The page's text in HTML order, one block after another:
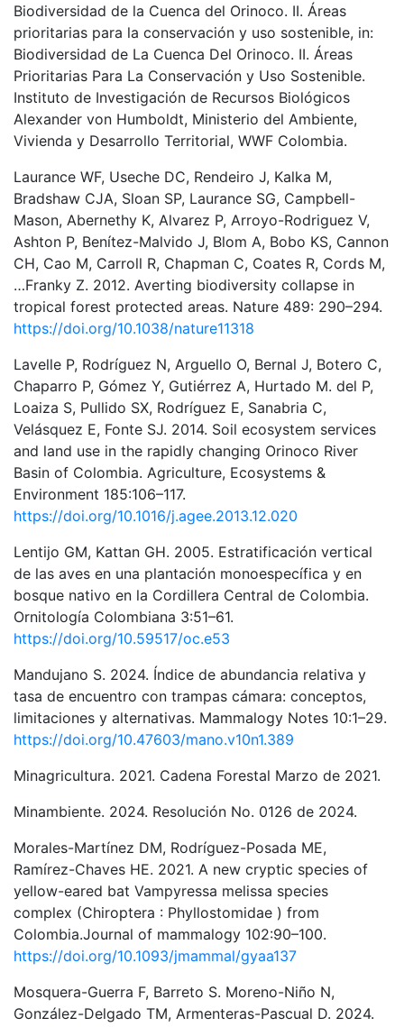
Biodiversidad de la Cuenca del Orinoco. II. Áreas
prioritarias para la conservación y uso sostenible, in:
Biodiversidad de La Cuenca Del Orinoco. II. Áreas
Prioritarias Para La Conservación y Uso Sostenible.
Instituto de Investigación de Recursos Biológicos
Alexander von Humboldt, Ministerio del Ambiente,
Vivienda y Desarrollo Territorial, WWF Colombia.
Laurance WF, Useche DC, Rendeiro J, Kalka M,
Bradshaw CJA, Sloan SP, Laurance SG, Campbell-
Mason, Abernethy K, Alvarez P, Arroyo-Rodriguez V,
Ashton P, Benítez-Malvido J, Blom A, Bobo KS, Cannon
CH, Cao M, Carroll R, Chapman C, Coates R, Cords M,
…Franky Z. 2012. Averting biodiversity collapse in
tropical forest protected areas. Nature 489: 290–294.
https://doi.org/10.1038/nature11318
Lavelle P, Rodríguez N, Arguello O, Bernal J, Botero C,
Chaparro P, Gómez Y, Gutiérrez A, Hurtado M. del P,
Loaiza S, Pullido SX, Rodríguez E, Sanabria C,
Velásquez E, Fonte SJ. 2014. Soil ecosystem services
and land use in the rapidly changing Orinoco River
Basin of Colombia. Agriculture, Ecosystems &
Environment 185:106–117.
https://doi.org/10.1016/j.agee.2013.12.020
Lentijo GM, Kattan GH. 2005. Estratificación vertical
de las aves en una plantación monoespecífica y en
bosque nativo en la Cordillera Central de Colombia.
Ornitología Colombiana 3:51–61.
https://doi.org/10.59517/oc.e53
Mandujano S. 2024. Índice de abundancia relativa y
tasa de encuentro con trampas cámara: conceptos,
limitaciones y alternativas. Mammalogy Notes 10:1–29.
https://doi.org/10.47603/mano.v10n1.389
Minagricultura. 2021. Cadena Forestal Marzo de 2021.
Minambiente. 2024. Resolución No. 0126 de 2024.
Morales-Martínez DM, Rodríguez-Posada ME,
Ramírez-Chaves HE. 2021. A new cryptic species of
yellow-eared bat Vampyressa melissa species
complex (Chiroptera : Phyllostomidae ) from
Colombia.Journal of mammalogy 102:90–100.
https://doi.org/10.1093/jmammal/gyaa137
Mosquera-Guerra F, Barreto S. Moreno-Niño N,
González-Delgado TM, Armenteras-Pascual D. 2024.